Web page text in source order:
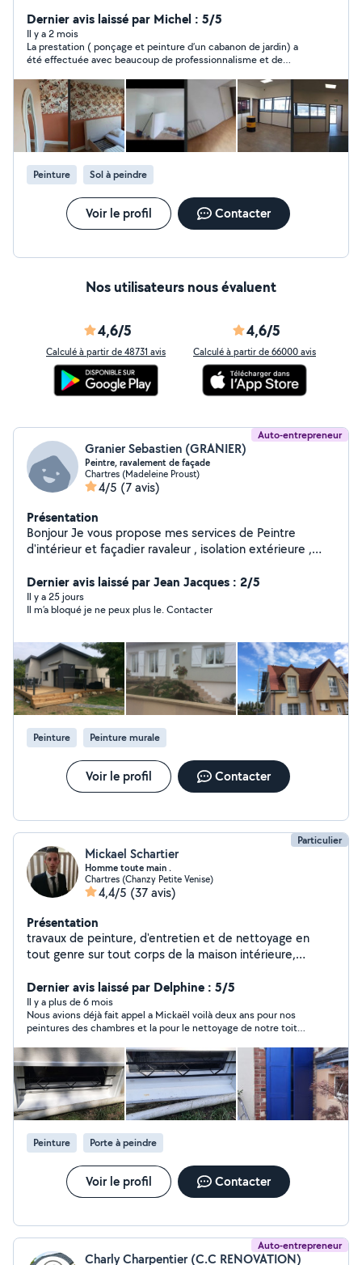
des projets de rénovation globale Nous gérons vos gros
chantiers de A à Z : de la dépose de l'existant à la
création de cloisons, en passant par la pose de vos sols
et l'installation de votre cuisine, jusqu'aux finitions de
peinture les plus soignées. Un seul interlocuteur pour
une tranquillité totale. Nos domaines d'intervention : ️
Peinture : Tous types (mate, satin, velours). Murs,
plafonds, boiseries. Cuisines : Pose complète (meubles,
plans de travail, finitions). Placo : Cloisons, doublage,
faux-plafonds, ratissage. Sols : Parquet, Lino, dalles PVC
et plinthes. Multi-services : Montage de meubles,
petites réparations. Pourquoi nous choisir ? Expertise
SARL & Rénovation globale. Protection totale du
mobilier et propreté. Respect des délais et ponctualité.
Dernier avis laissé par Michel : 5/5
Il y a 2 mois
La prestation ( ponçage et peinture d’un cabanon de jardin) a
été effectuée avec beaucoup de professionnalisme et de
satisfaits du résultat et recommandons vivement BEG peinture
PRO.
Peinture Sol à peindre
Voir le profil Contacter
Nos utilisateurs nous évaluent
4,6/5
Calculé à partir de 48731 avis
4,6/5
Calculé à partir de 66000 avis
Auto-entrepreneur
Granier Sebastien (GRANIER)
Peintre, ravalement de façade
Chartres (Madeleine Proust)
4/5 (7 avis)
Présentation
Bonjour Je vous propose mes services de Peintre
d'intérieur et façadier ravaleur , isolation extérieure ,
peinture de toit ) Ravalement. Peinture ou enduit J ai l'
échafaudage Muret peinture ou enduit Entretien de
jardin la taille, le désherbage la tonte pelouse Bonjour j
compagnon du Tour de France , Je reste à votre
disposition pour vos projets Peinture Ravalement
procédé anti fissure Peinture isolante Muret , Isolation
extérieure Demoussage , application hydrofuge colorée
ou incolore À votre service Cdlt sebastien
Dernier avis laissé par Jean Jacques : 2/5
Il y a 25 jours
Il m’a bloqué je ne peux plus le. Contacter
Peinture Peinture murale
Voir le profil Contacter
Particulier
Mickael Schartier
Homme toute main .
Chartres (Chanzy Petite Venise)
4,4/5 (37 avis)
Présentation
travaux de peinture, d'entretien et de nettoyage en
tout genre sur tout corps de la maison intérieure,
à base pression, anti-mousse , hydrofuge.. Vérification
d'infiltration d'eau sur toiture entretien cour de jardin,
dalle béton .. travaux de maçonnerie, petit travaux de
maçonnerie nettoyage de gouttières en tout genre , alu
, zing , pvc , cuivre ... réalisation de travaux en espace
vert sur parc et jardin , taille de haie , élagage, ététage,
abattage, taille d'arbre fruitier, évacuation des déchets,
désherbage...
Dernier avis laissé par Delphine : 5/5
Il y a plus de 6 mois
Nous avions déjà fait appel a Mickaël voilà deux ans pour nos
peintures des chambres et la pour le nettoyage de notre toit
appel a lui pour d autres travaux merci Mickaël
Peinture Porte à peindre
Voir le profil Contacter
Auto-entrepreneur
Charly Charpentier (C.C RENOVATION)